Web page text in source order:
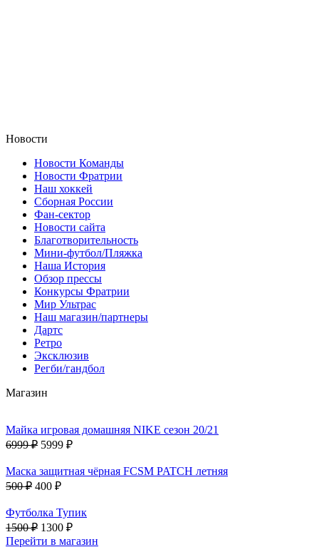
Новости
Новости Команды
Новости Фратрии
Наш хоккей
Сборная России
Фан-cектор
Новости сайта
Благотворительность
Мини-футбол/Пляжка
Наша История
Обзор прессы
Конкурсы Фратрии
Мир Ультрас
Наш магазин/партнеры
Дартс
Ретро
Эксклюзив
Регби/гандбол
Магазин
Майка игровая домашняя NIKE сезон 20/21
6999 ₽ 5999 ₽
Маска защитная чёрная FCSM PATCH летняя
500 ₽ 400 ₽
Футболка Тупик
1500 ₽ 1300 ₽
Перейти в магазин